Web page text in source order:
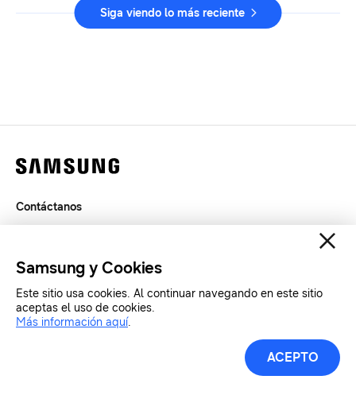
Siga viendo lo más reciente
Contáctanos
SAMSUNG.COM
Copyright© SAMSUNG Todos los derechos reservados.
Samsung y Cookies
Este sitio usa cookies. Al continuar navegando en este sitio
aceptas el uso de cookies.
Más información aquí.
ACEPTO